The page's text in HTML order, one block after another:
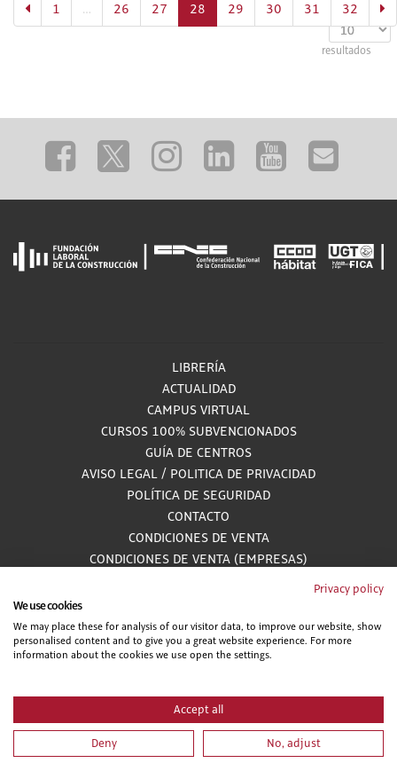
Mostrar
resultados
1 … 26 27 28 (actual)
29 30 31 32
LIBRERÍA
ACTUALIDAD
CAMPUS VIRTUAL
CURSOS 100% SUBVENCIONADOS
GUÍA DE CENTROS
AVISO LEGAL / POLITICA DE PRIVACIDAD
POLÍTICA DE SEGURIDAD
CONTACTO
CONDICIONES DE VENTA
CONDICIONES DE VENTA (EMPRESAS)
ALCANCE GESTIÓN DE DOCUMENTACIÓN
900 81 33 55
Teléfono gratuito atendido por asesores especializados L-V 8:00 - 15:00
Privacy policy
We use cookies
We may place these for analysis of our visitor data, to improve our website, show
personalised content and to give you a great website experience. For more
information about the cookies we use open the settings.
Accept all
Deny No, adjust